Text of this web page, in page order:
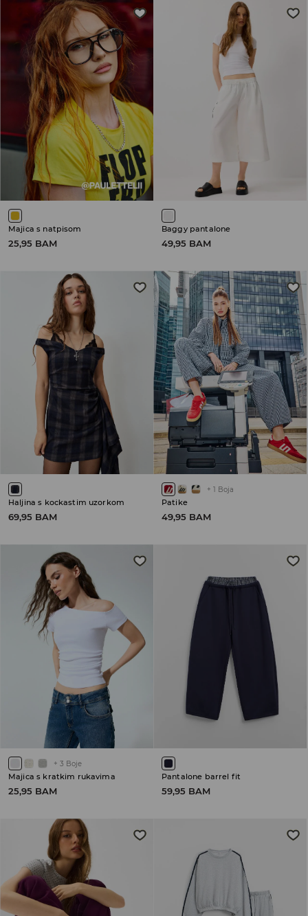
Majica s natpisom
25,95 BAM
Baggy pantalone
49,95 BAM
Haljina s kockastim uzorkom
69,95 BAM
+ 1 Boja
Patike
49,95 BAM
+ 3 Boje
Majica s kratkim rukavima
25,95 BAM
Pantalone barrel fit
59,95 BAM